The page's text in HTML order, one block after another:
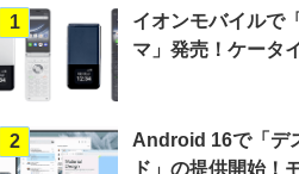
1
イオンモバイルで
マ」発売！ケータ
2
Android 16で「デ
ド」の提供開始！